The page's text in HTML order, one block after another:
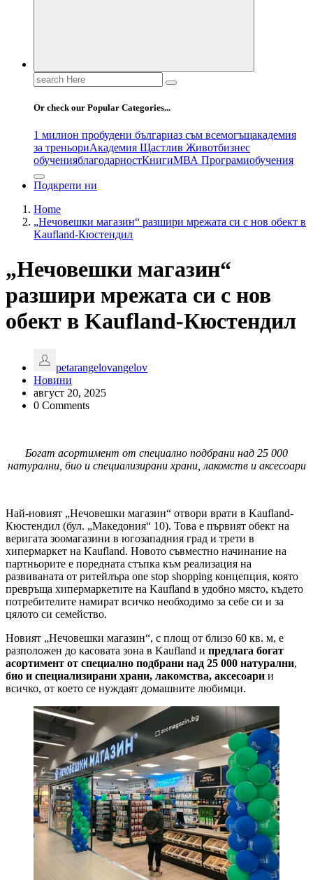
Search
for:
Or check our Popular Categories...
1 милион пробудени българиаз съм всемогъщакадемия
за треньориАкадемия Щастлив Животбизнес
обученияблагодарностКнигиМВА Програмиобучения
Подкрепи ни
Home
„Нечовешки магазин“ разшири мрежата си с нов обект в
Kaufland-Кюстендил
„Нечовешки магазин“
разшири мрежата си с нов
обект в Kaufland-Кюстендил
petarangelovangelov
Новини
август 20, 2025
0 Comments
Богат асортимент от специално подбрани над 25 000
натурални, био и специализирани храни, лакомств и аксесоари
Най-новият „Нечовешки магазин“ отвори врати в Kaufland-
Кюстендил (бул. „Македония“ 10). Това е първият обект на
веригата зоомагазини в югозападния град и трети в
хипермаркет на Kaufland. Новото съвместно начинание на
партньорите е поредната стъпка към реализация на
развиваната от ритейлъра one stop shopping концепция, която
превръща хипермаркетите на Kaufland в удобно място, където
потребителите намират всичко необходимо за себе си и за
цялото си семейство.
Новият „Нечовешки магазин“, с площ от близо 60 кв. м, е
разположен до касовата зона в Kaufland и предлага богат
асортимент от специално подбрани над 25 000 натурални,
био и специализирани храни, лакомства, аксесоари и
всичко, от което се нуждаят домашните любимци.